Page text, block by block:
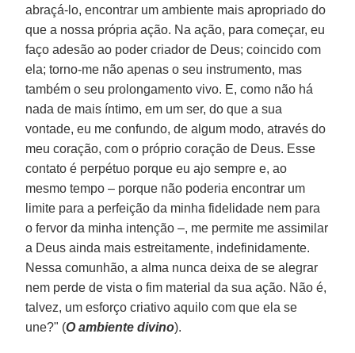
abraçá-lo, encontrar um ambiente mais apropriado do
que a nossa própria ação. Na ação, para começar, eu
faço adesão ao poder criador de Deus; coincido com
ela; torno-me não apenas o seu instrumento, mas
também o seu prolongamento vivo. E, como não há
nada de mais íntimo, em um ser, do que a sua
vontade, eu me confundo, de algum modo, através do
meu coração, com o próprio coração de Deus. Esse
contato é perpétuo porque eu ajo sempre e, ao
mesmo tempo – porque não poderia encontrar um
limite para a perfeição da minha fidelidade nem para
o fervor da minha intenção –, me permite me assimilar
a Deus ainda mais estreitamente, indefinidamente.
Nessa comunhão, a alma nunca deixa de se alegrar
nem perde de vista o fim material da sua ação. Não é,
talvez, um esforço criativo aquilo com que ela se
une?" (O ambiente divino).